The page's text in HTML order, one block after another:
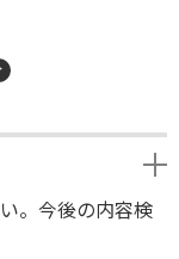
。今後の内容検